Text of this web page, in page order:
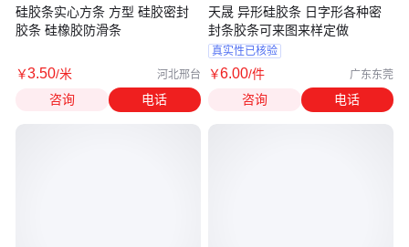
硅胶条实心方条 方型 硅胶密封
胶条 硅橡胶防滑条
￥3.50/米 河北邢台
咨询 电话
天晟 异形硅胶条 日字形各种密
封条胶条可来图来样定做
真实性已核验
￥6.00/件 广东东莞
咨询 电话